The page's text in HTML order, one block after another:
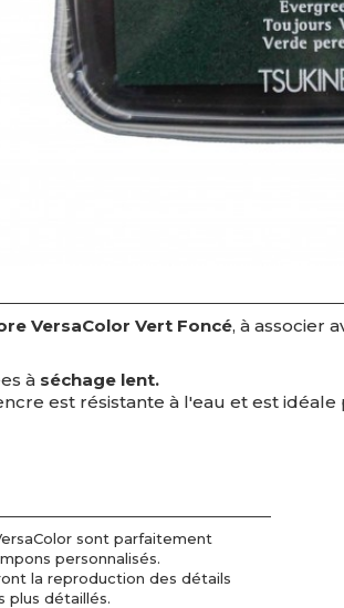
VersaColor Vert Foncé, à associer
à séchage lent.
est résistante à l'eau et est
sont parfaitement
personnalisés.
la reproduction des détails
plus détaillés.